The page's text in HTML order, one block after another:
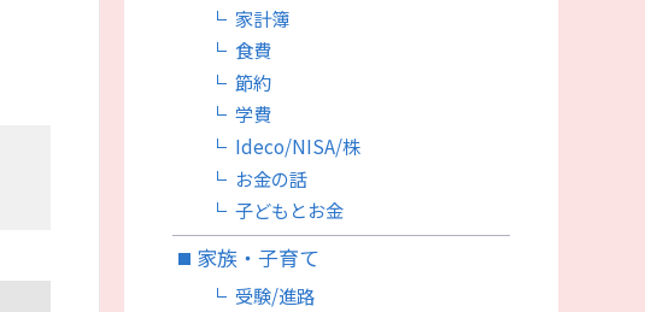
家計簿
食費
節約
学費
Ideco/NISA/株
お金の話
子どもとお金
家族・子育て
受験/進路